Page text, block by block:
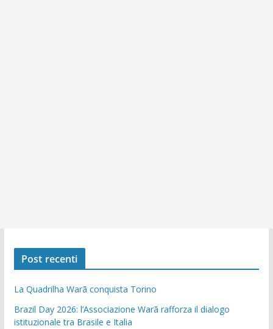
Post recenti
La Quadrilha Warã conquista Torino
Brazil Day 2026: l’Associazione Warã rafforza il dialogo
istituzionale tra Brasile e Italia